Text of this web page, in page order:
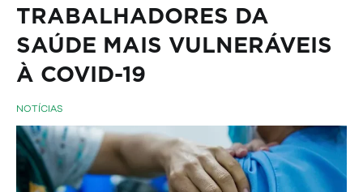
TRABALHADORES DA
SAÚDE MAIS VULNERÁVEIS
À COVID-19
NOTÍCIAS